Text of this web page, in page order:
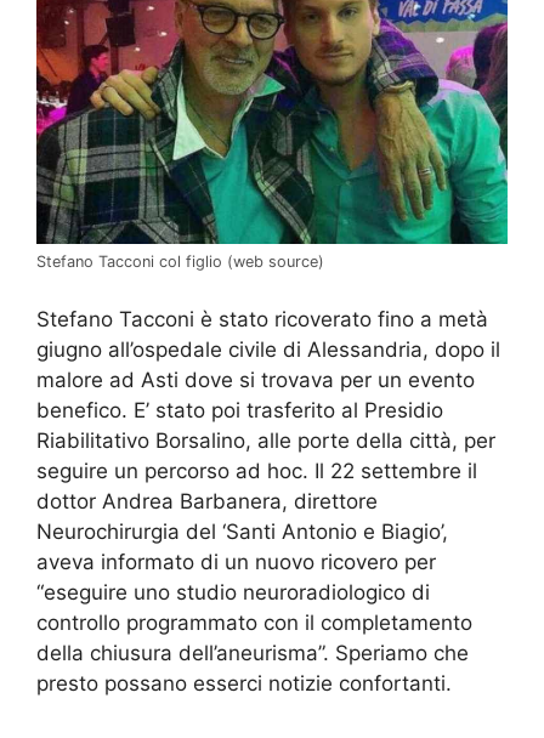
Stefano Tacconi col figlio (web source)
Stefano Tacconi è stato ricoverato fino a metà
giugno all’ospedale civile di Alessandria, dopo il
malore ad Asti dove si trovava per un evento
benefico. E’ stato poi trasferito al Presidio
Riabilitativo Borsalino, alle porte della città, per
seguire un percorso ad hoc. Il 22 settembre il
dottor Andrea Barbanera, direttore
Neurochirurgia del ‘Santi Antonio e Biagio’,
aveva informato di un nuovo ricovero per
“eseguire uno studio neuroradiologico di
controllo programmato con il completamento
della chiusura dell’aneurisma”. Speriamo che
presto possano esserci notizie confortanti.